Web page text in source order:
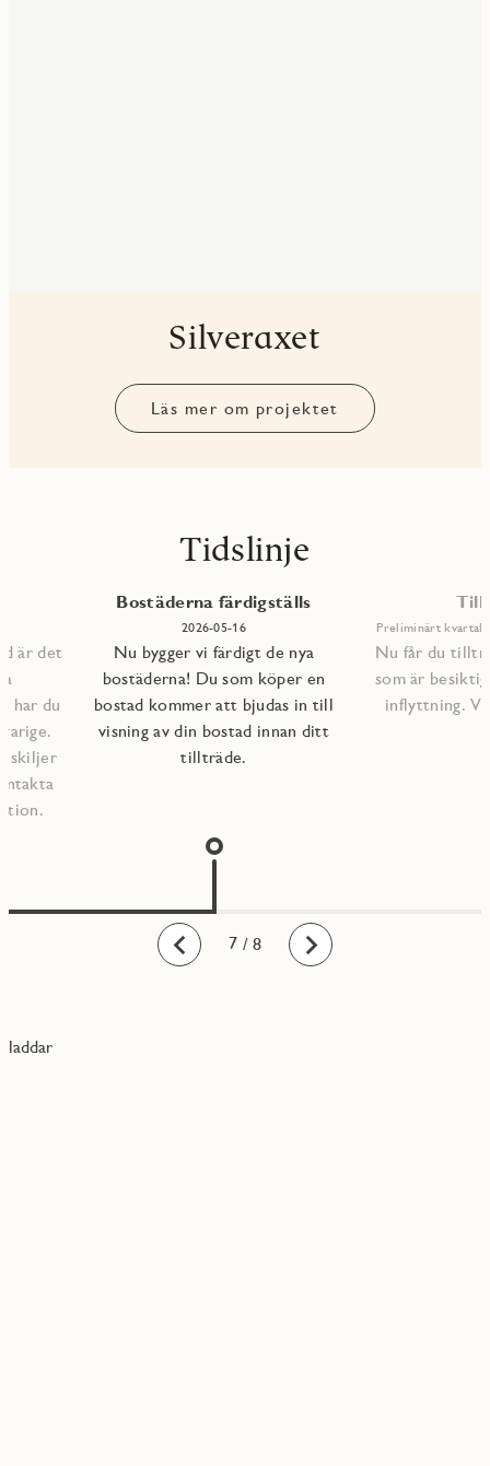
Silveraxet
Läs mer om projektet
Tidslinje
Bakåt
är det
har du
skiljer
Bostäderna färdigställs
2026-05-16
Nu bygger vi färdigt de nya
bostäderna! Du som köper en
bostad kommer att bjudas in till
visning av din bostad innan ditt
tillträde.
Preliminärt kvartal
Nu får du
som är
inflyttning.
Framåt
1
2
3
4
5
6
7
8 / 8
laddar